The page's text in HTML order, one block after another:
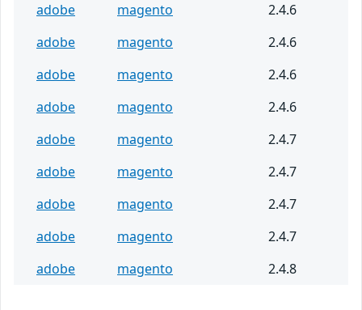
adobe
magento
2.4.6
adobe
magento
2.4.6
adobe
magento
2.4.6
adobe
magento
2.4.6
adobe
magento
2.4.7
adobe
magento
2.4.7
adobe
magento
2.4.7
adobe
magento
2.4.7
adobe
magento 2.4.8